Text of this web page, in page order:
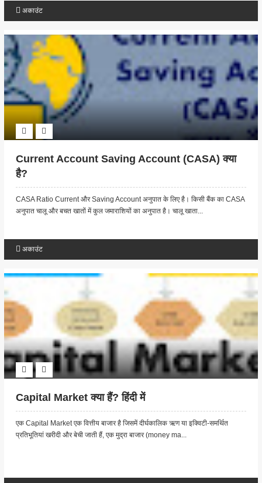
अकाउंट
Current Account Saving Account (CASA) क्या
है?
CASA Ratio Current और Saving Account अनुपात के लिए है। किसी बैंक का CASA
अनुपात चालू और बचत खातों में कुल जमाराशियों का अनुपात है। चालू खाता...
अकाउंट
Capital Market क्या हैं? हिंदी में
एक Capital Market एक वित्तीय बाजार है जिसमें दीर्घकालिक ऋण या इक्विटी-समर्थित
प्रतिभूतियां खरीदी और बेची जाती हैं, एक मुद्रा बाजार (money ma...